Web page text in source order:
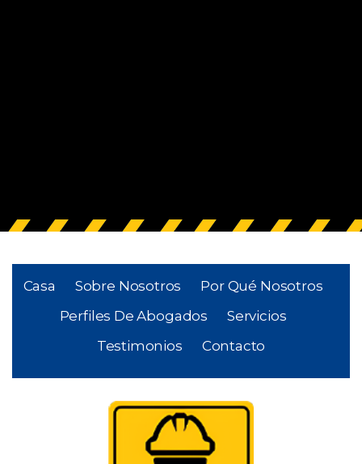
Casa Sobre Nosotros
Por Qué Nosotros
Perfiles De Abogados
Servicios
Testimonios
Contacto